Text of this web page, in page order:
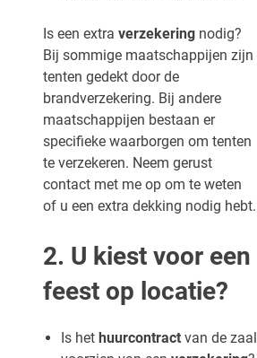
Is een extra verzekeringnodig?
Bij sommige maatschappijen zijn
tenten gedekt door de
brandverzekering. Bij andere
maatschappijen bestaan er
specifieke waarborgen om tenten
te verzekeren. Neem gerust
contact met me op om te weten
of u een extra dekking nodig hebt.
2. U kiest voor een
feest op locatie?
Is het huurcontractvan de zaal